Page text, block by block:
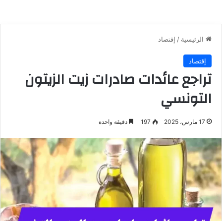
الرئيسية / إقتصاد
إقتصاد
تراجع عائدات صادرات زيت الزيتون
التونسي
17 مارس، 2025 197 دقيقة واحدة